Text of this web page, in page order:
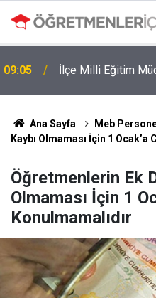
09:05 İlçe Milli Eğitim
Ana Sayfa Meb
Kaybı Olmaması İçin 1 Ocak’a
Öğretmenlerin Ek
Olmaması İçin 1
Konulmamalıdır